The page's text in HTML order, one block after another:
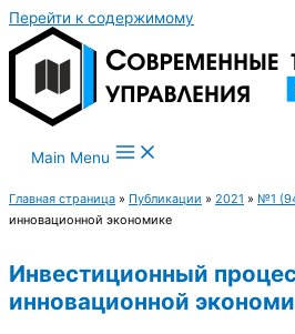
Перейти к содержимому
Main Menu
Главная страница » Публикации » 2021 » №1
инновационной экономике
Инвестиционный
инновационной